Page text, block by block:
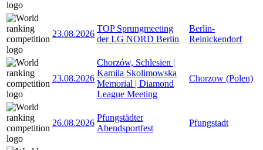
23.08.2026
TOP Sprungmeeting
der LG NORD Berlin
Berlin-
Reinickendorf
23.08.2026
Chorzów, Schlesien |
Kamila Skolimowska
Memorial | Diamond
League Meeting
Chorzow (Polen)
26.08.2026
Pfungstädter
Abendsportfest
Pfungstadt